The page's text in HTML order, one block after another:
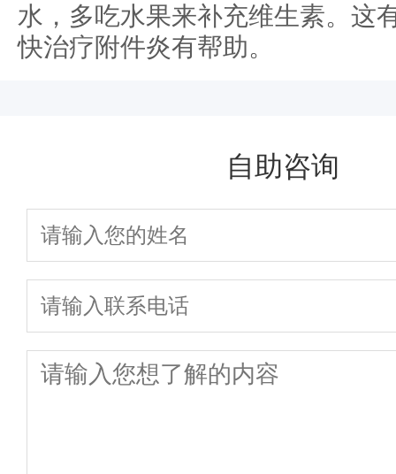
水，多吃水果来补充维生素。这
快治疗附件炎有帮助。
自助咨询